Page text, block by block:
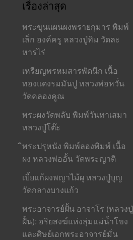
เรื่องล่าสุด
พระขุนแผนผงพรายกุมาร พิมพ์
เล็ก องค์ครู หลวงปู่ทิม วัดละ
หารไร่
เหรียญพรหมสารพัดนึก เนื้อ
ทองแดงรมมันปู หลวงพ่อหวั่น
วัดคลองคูณ
พระผงวัดพลับ พิมพ์วันทาเสมา
หลวงปู่โต๊ะ
ิพระปรุหนัง พิมพ์ลองพิมพ์ เนื้อ
ผง หลวงพ่ออั้น วัดพระญาติ
เบี้ยแก้ผงพญาไม้ผุ หลวงปู่บุญ
วัดกลางบางแก้ว
พระอาจารย์ฝั้น อาจาโร (หลวงปู่
ฝั้น): อริยสงฆ์แห่งลุ่มแม่น้ำโขง
และศิษย์เอกพระอาจารย์มั่น